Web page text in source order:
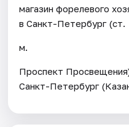
магазин форелевого
в Санкт-Петербург (ст.
м.
Проспект
Санкт-Петербург